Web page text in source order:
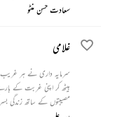
چمار کی بیٹی کو زبردستی
سعادت حسن منٹو
غلامی
سرمایہ داری نے ہر غریب
بیٹھ کر اپنی غربت کے
مصیبتوں کے ساتھ زندگی